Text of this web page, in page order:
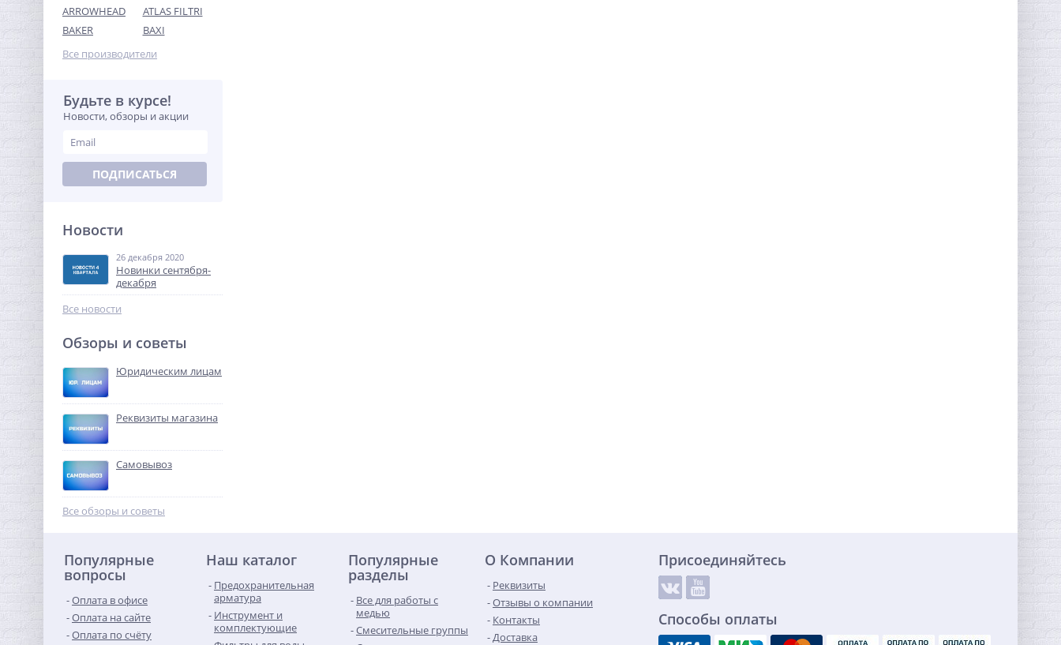
Предохранительный
клапан 1/2 x3/4 ROMMER
для систем водоснабжения
323,84
Ниппель редукция 1" x 1/2"
(НР) латунь UNI-FITT
240,32
Предохранительный
клапан 1/2 x3/4 ROMMER
для отопления 2,5 бар
1 012,00 руб.
-68%
ARROWHEAD
ATLAS FILTRI
BAKER
BAXI
Все производители
Будьте в курсе!
Новости, обзоры и акции
ПОДПИСАТЬСЯ
Новости
26 декабря 2020
Новинки сентября-
декабря
Все новости
Обзоры и советы
Юридическим лицам
Реквизиты магазина
Самовывоз
Все обзоры и советы
Популярные
вопросы
Оплата в офисе
Оплата на сайте
Оплата по счёту
Наш каталог
Предохранительная
арматура
Инструмент и
комплектующие
Популярные
разделы
Все для работы с
медью
Смесительные группы
О Компании
Реквизиты
Отзывы о компании
Контакты
Доставка
Присоединяйтесь
Способы оплаты